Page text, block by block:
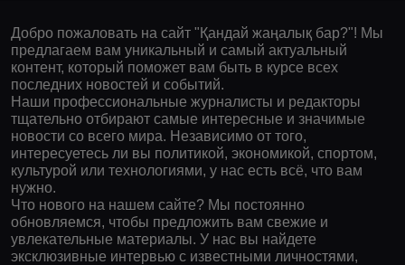
Добро пожаловать на сайт "Қандай жаңалық бар?"! Мы
предлагаем вам уникальный и самый актуальный
контент, который поможет вам быть в курсе всех
последних новостей и событий.
Наши профессиональные журналисты и редакторы
тщательно отбирают самые интересные и значимые
новости со всего мира. Независимо от того,
интересуетесь ли вы политикой, экономикой, спортом,
культурой или технологиями, у нас есть всё, что вам
нужно.
Что нового на нашем сайте? Мы постоянно
обновляемся, чтобы предложить вам свежие и
увлекательные материалы. У нас вы найдете
эксклюзивные интервью с известными личностями,